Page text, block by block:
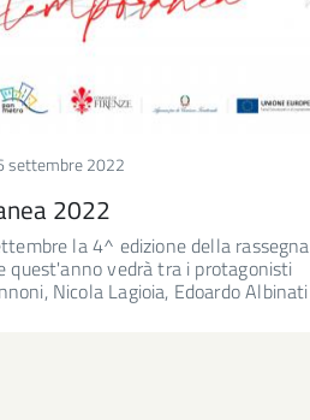
settembre 2022
2022
la 4^ edizione della rassegna
quest'anno vedrà tra i protagonisti
Nicola Lagioia, Edoardo Albinati